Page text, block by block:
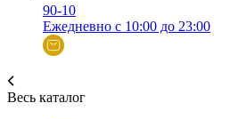
90-10
Ежедневно с 10:00 до 23:00
Весь каталог